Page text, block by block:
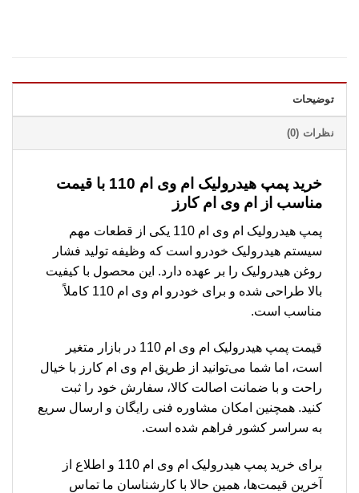
توضیحات
نظرات (0)
خرید پمپ هیدرولیک ام وی ام 110 با قیمت
مناسب از ام وی ام کارز
پمپ هیدرولیک ام وی ام 110 یکی از قطعات مهم
سیستم هیدرولیک خودرو است که وظیفه تولید فشار
روغن هیدرولیک را بر عهده دارد. این محصول با کیفیت
بالا طراحی شده و برای خودرو ام وی ام 110 کاملاً
مناسب است.
قیمت پمپ هیدرولیک ام وی ام 110 در بازار متغیر
است، اما شما می‌توانید از طریق ام وی ام کارز با خیال
راحت و با ضمانت اصالت کالا، سفارش خود را ثبت
کنید. همچنین امکان مشاوره فنی رایگان و ارسال سریع
به سراسر کشور فراهم شده است.
برای خرید پمپ هیدرولیک ام وی ام 110 و اطلاع از
آخرین قیمت‌ها، همین حالا با کارشناسان ما تماس